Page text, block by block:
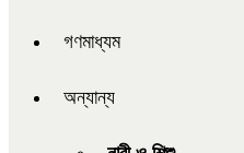
গণমাধ্যম
অন্যান্য